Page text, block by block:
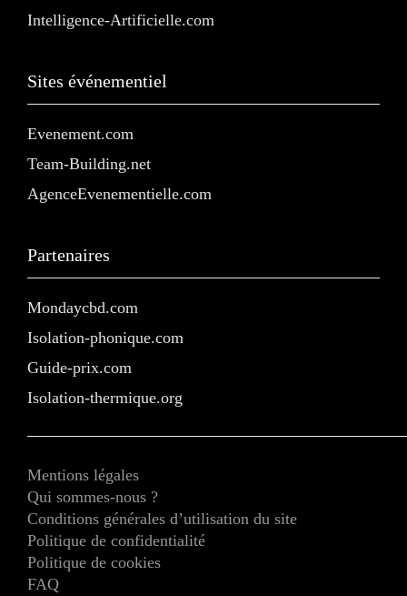
Intelligence-Artificielle.com
Sites événementiel
Evenement.com
Team-Building.net
AgenceEvenementielle.com
Partenaires
Mondaycbd.com
Isolation-phonique.com
Guide-prix.com
Isolation-thermique.org
Mentions légales
Qui sommes-nous ?
Conditions générales d’utilisation du site
Politique de confidentialité
Politique de cookies
FAQ